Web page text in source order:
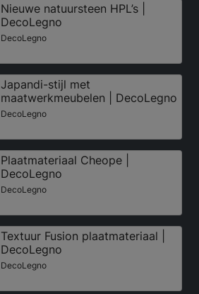
Nieuwe natuursteen HPL’s |
DecoLegno
DecoLegno
Japandi-stijl met
maatwerkmeubelen | DecoLegno
DecoLegno
Plaatmateriaal Cheope |
DecoLegno
DecoLegno
Textuur Fusion plaatmateriaal |
DecoLegno
DecoLegno